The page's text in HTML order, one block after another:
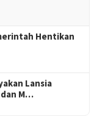
Hentikan
Lansia
dan M…